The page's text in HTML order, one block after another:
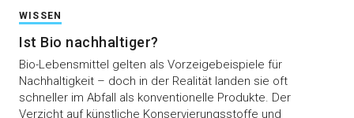
WISSEN
Ist Bio nachhaltiger?
Bio-Lebensmittel gelten als Vorzeigebeispiele für
Nachhaltigkeit – doch in der Realität landen sie oft
schneller im Abfall als konventionelle Produkte. Der
Verzicht auf künstliche Konservierungsstoffe und